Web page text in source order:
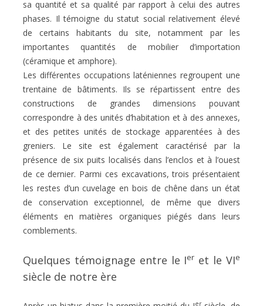
sa quantité et sa qualité par rapport à celui des autres
phases. Il témoigne du statut social relativement élevé
de certains habitants du site, notamment par les
importantes quantités de mobilier d’importation
(céramique et amphore).
Les différentes occupations laténiennes regroupent une
trentaine de bâtiments. Ils se répartissent entre des
constructions de grandes dimensions pouvant
correspondre à des unités d’habitation et à des annexes,
et des petites unités de stockage apparentées à des
greniers. Le site est également caractérisé par la
présence de six puits localisés dans l’enclos et à l’ouest
de ce dernier. Parmi ces excavations, trois présentaient
les restes d’un cuvelage en bois de chêne dans un état
de conservation exceptionnel, de même que divers
éléments en matières organiques piégés dans leurs
comblements.
Quelques témoignage entre le Ier et le VIe
siècle de notre ère
er